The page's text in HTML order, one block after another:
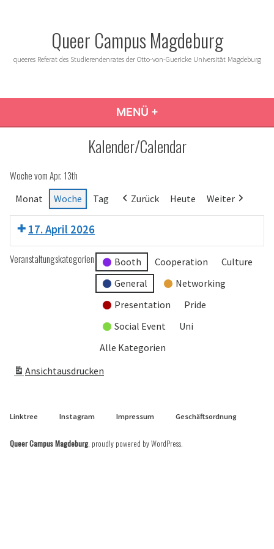
Queer Campus Magdeburg
queeres Referat des Studierendenrates der Otto-von-Guericke Universität Magdeburg
MENÜ +
Kalender/Calendar
Woche vom Apr. 13th
Monat Woche Tag Zurück Heute Weiter
17. April 2026
Veranstaltungskategorien Booth Cooperation
Culture
General
Networking
Presentation
Pride
Social Event
Uni
Alle Kategorien
Ansichtausdrucken
Linktree Instagram Impressum Geschäftsordnung
Queer Campus Magdeburg, proudly powered by WordPress.